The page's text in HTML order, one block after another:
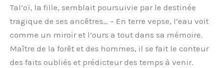
Tal’oï, la fille, semblait poursuivie par le destinée
tragique de ses ancêtres… – En terre vepse, l’eau voit
comme un miroir et l’ours a tout dans sa mémoire.
Maître de la forêt et des hommes, il se fait le conteur
des faits oubliés et prédicteur des temps à venir.